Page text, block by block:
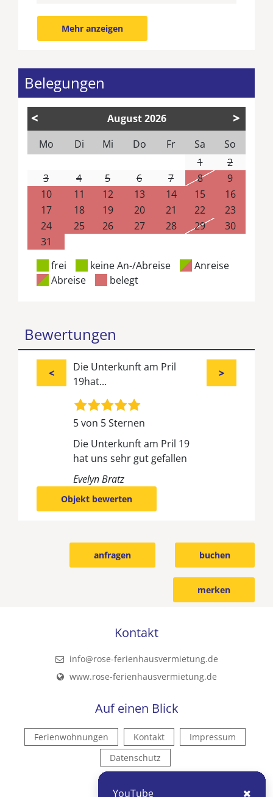
Mehr anzeigen
Belegungen
< August2026
Mo
Di Mi Do Fr Sa
So
1
2
3
4 5 6 7 8
9
10
11 12 13 14 15
16
17
18 19 20 21 22
23
24
25 26 27 28 29
30
31
frei
keine An-/Abreise
Anreise
Abreise
belegt
>
Bewertungen
<
Die Unterkunft am Pril
19hat...
5 von 5 Sternen
Die Unterkunft am Pril 19
hat uns sehr gut gefallen
Evelyn Bratz
>
Objekt bewerten
buchen
anfragen
merken
Kontakt
info@rose-ferienhausvermietung.de
www.rose-ferienhausvermietung.de
Auf einen Blick
Ferienwohnungen Kontakt
Impressum
Datenschutz
YouTube